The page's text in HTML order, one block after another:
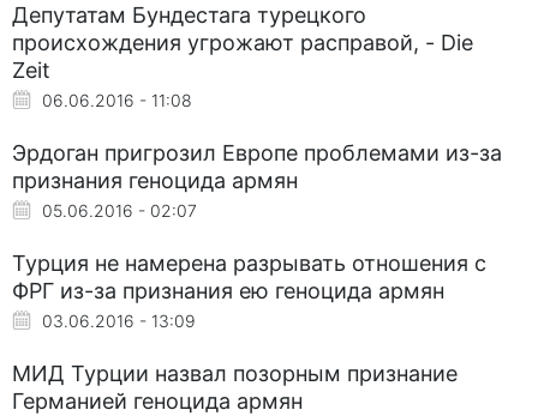
Депутатам Бундестага турецкого
происхождения угрожают расправой, - Die
Zeit
06.06.2016 - 11:08
Эрдоган пригрозил Европе проблемами из-за
признания геноцида армян
05.06.2016 - 02:07
Турция не намерена разрывать отношения с
ФРГ из-за признания ею геноцида армян
03.06.2016 - 13:09
МИД Турции назвал позорным признание
Германией геноцида армян